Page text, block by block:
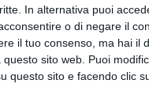
In alternativa puoi
o di negare il
il tuo consenso, ma hai
sito web. Puoi
questo sito e facendo clic
accolte favorevolmente
«Al momento
tenuto conto
non avrebbe tenuto